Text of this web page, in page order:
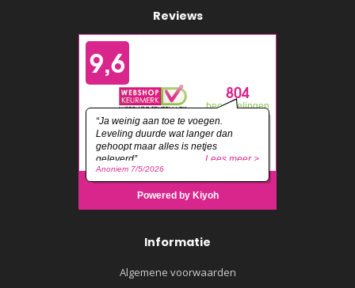
Reviews
Informatie
Algemene voorwaarden